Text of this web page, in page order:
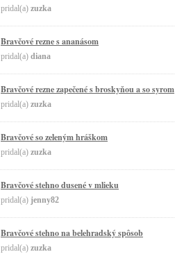
pridal(a) zuzka
Bravčové rezne s ananásom
pridal(a) diana
Bravčové rezne zapečené s broskyňou a so syrom
pridal(a) zuzka
Bravčové so zeleným hráškom
pridal(a) zuzka
Bravčové stehno dusené v mlieku
pridal(a) jenny82
Bravčové stehno na belehradský spôsob
pridal(a) zuzka